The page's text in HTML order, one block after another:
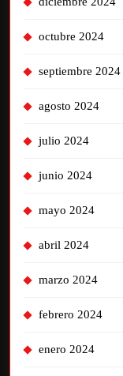
octubre 2024
septiembre 2024
agosto 2024
julio 2024
junio 2024
mayo 2024
abril 2024
marzo 2024
febrero 2024
enero 2024